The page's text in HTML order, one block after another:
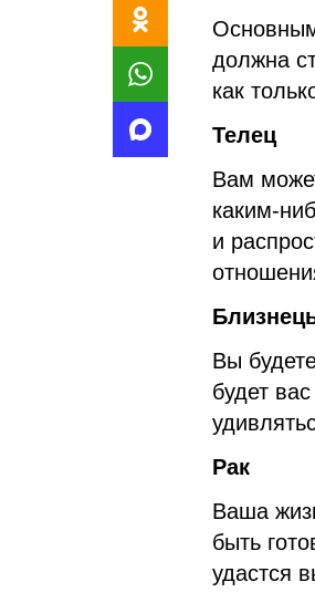
должна
как
Телец
Вам
каким-
и
Вы
будет
Рак
Ваша
быть
удастся